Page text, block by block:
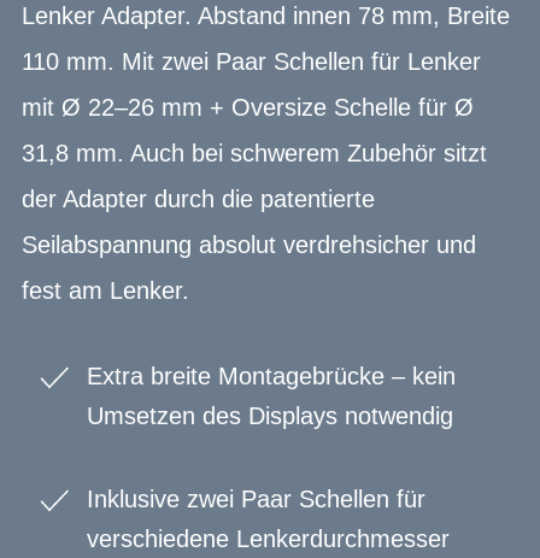
Lenker Adapter. Abstand innen 78 mm, Breite
110 mm. Mit zwei Paar Schellen für Lenker
mit Ø 22–26 mm + Oversize Schelle für Ø
31,8 mm. Auch bei schwerem Zubehör sitzt
der Adapter durch die patentierte
Seilabspannung absolut verdrehsicher und
fest am Lenker.
Extra breite Montagebrücke – kein
Umsetzen des Displays notwendig
Inklusive zwei Paar Schellen für
verschiedene Lenkerdurchmesser